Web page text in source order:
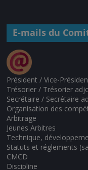
E-mails du
Président / Vice-
Trésorier / Trésorier
Secrétaire / Secrétaire
Organisation des
Arbitrage
Jeunes Arbitres
Technique,
Statuts et réglements
CMCD
Discipline